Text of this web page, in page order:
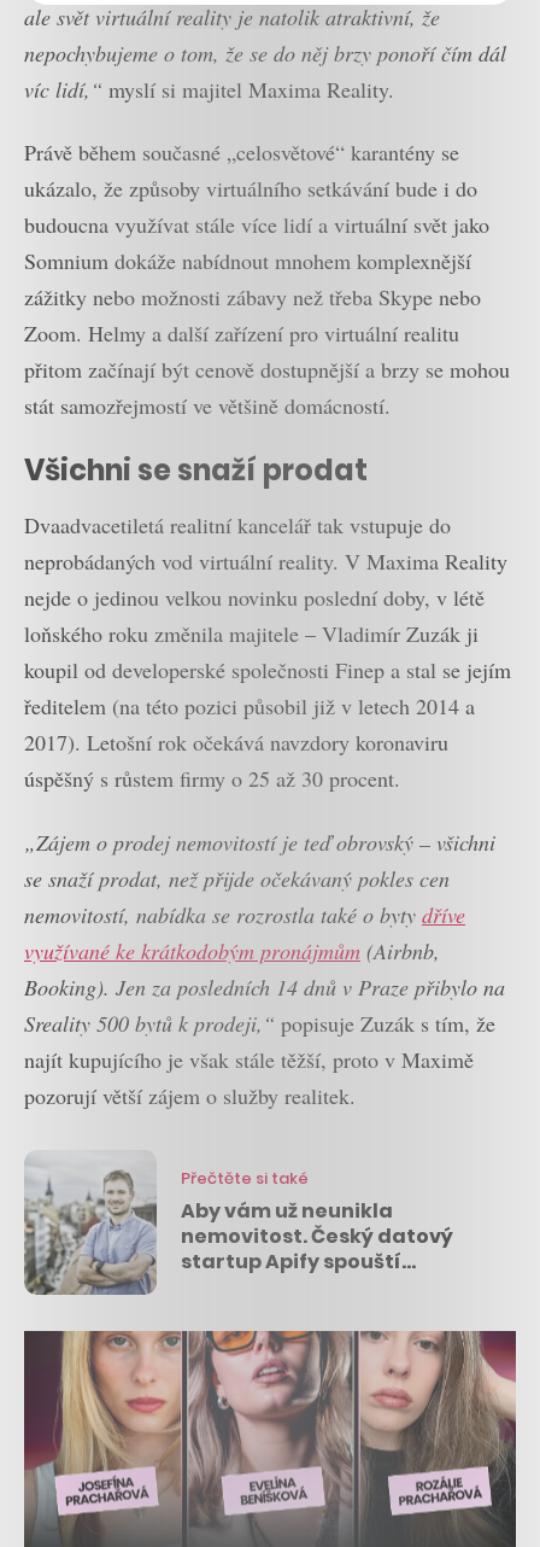
ale svět virtuální reality je natolik atraktivní, že
nepochybujeme o tom, že se do něj brzy ponoří čím dál
víc lidí,“ myslí si majitel Maxima Reality.
Právě během současné „celosvětové“ karantény se
ukázalo, že způsoby virtuálního setkávání bude i do
budoucna využívat stále více lidí a virtuální svět jako
Somnium dokáže nabídnout mnohem komplexnější
zážitky nebo možnosti zábavy než třeba Skype nebo
Zoom. Helmy a další zařízení pro virtuální realitu
přitom začínají být cenově dostupnější a brzy se mohou
stát samozřejmostí ve většině domácností.
Všichni se snaží prodat
Dvaadvacetiletá realitní kancelář tak vstupuje do
neprobádaných vod virtuální reality. V Maxima Reality
nejde o jedinou velkou novinku poslední doby, v létě
loňského roku změnila majitele – Vladimír Zuzák ji
koupil od developerské společnosti Finep a stal se jejím
ředitelem (na této pozici působil již v letech 2014 a
2017). Letošní rok očekává navzdory koronaviru
úspěšný s růstem firmy o 25 až 30 procent.
„Zájem o prodej nemovitostí je teď obrovský – všichni
se snaží prodat, než přijde očekávaný pokles cen
nemovitostí, nabídka se rozrostla také o byty dříve
využívané ke krátkodobým pronájmům (Airbnb,
Booking). Jen za posledních 14 dnů v Praze přibylo na
Sreality 500 bytů k prodeji,“ popisuje Zuzák s tím, že
najít kupujícího je však stále těžší, proto v Maximě
pozorují větší zájem o služby realitek.
Přečtěte si také
Aby vám už neunikla
nemovitost. Český datový
startup Apify spouští